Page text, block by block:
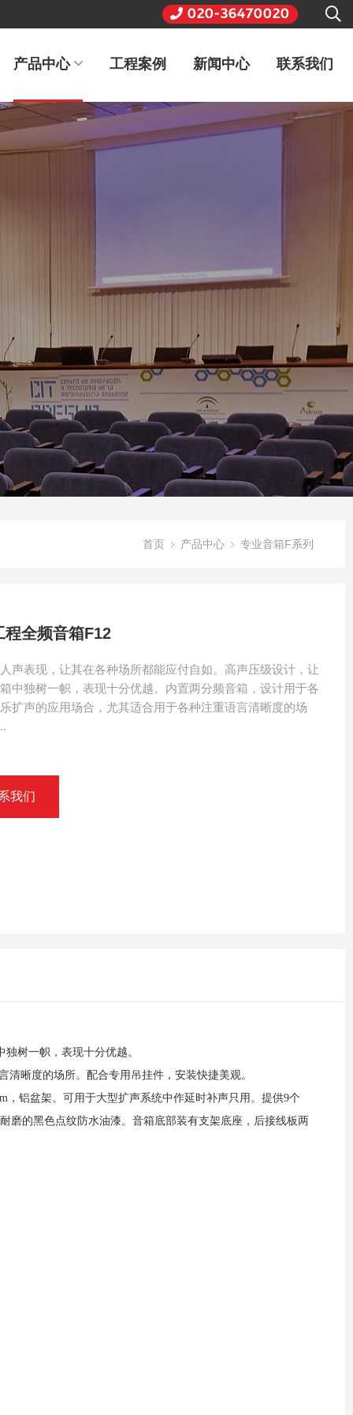
020-36470020
产品中心 工程案例 新闻中心 联系我们
首页 产品中心 专业音箱F系列
程全频音箱F12
声表现，让其在各种场所都能应付自如。高声压级设计，让
中独树一帜，表现十分优越。内置两分频音箱，设计用于各
扩声的应用场合，尤其适合用于各种注重语言清晰度的场
我们
树一帜，表现十分优越。
清晰度的场所。配合专用吊挂件，安装快捷美观。
，铝盆架。可用于大型扩声系统中作延时补声只用。提供9个
磨的黑色点纹防水油漆。音箱底部装有支架底座，后接线板两